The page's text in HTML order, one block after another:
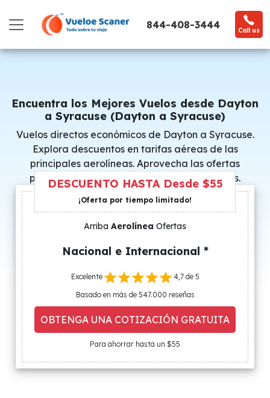
844-408-3444 Call us
Encuentra los Mejores Vuelos desde Dayton
a Syracuse (Dayton a Syracuse)
Vuelos directos económicos de Dayton a Syracuse.
Explora descuentos en tarifas aéreas de las
principales aerolíneas. Aprovecha las ofertas
promocionales y consigue precios especiales.
DESCUENTO HASTA Desde $55
¡Oferta por tiempo limitado!
Arriba Aerolínea Ofertas
Nacional e Internacional *
Excelente
4,7 de 5
Basado en más de 547.000 reseñas
OBTENGA UNA COTIZACIÓN GRATUITA
Para ahorrar hasta un $55